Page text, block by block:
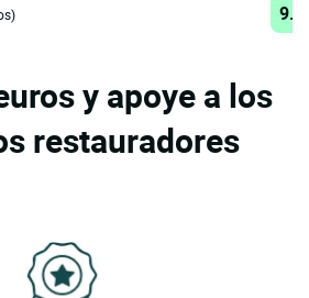
y apoye a los
restauradores